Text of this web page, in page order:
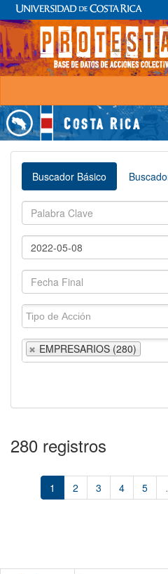
Buscador Básico
EMPRESARIOS (280)
280 registros
1 2 3 4 5